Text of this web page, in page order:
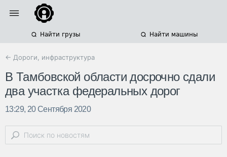
Найти грузы Найти машины
← Дороги, инфраструктура
В Тамбовской области досрочно сдали
два участка федеральных дорог
13:29, 20 Сентября 2020